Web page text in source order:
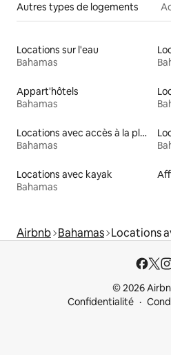
Autres types de logements
Locations sur l'eau
Bahamas
Appart'hôtels
Bahamas
Locations avec accès à la plage
Bahamas
Locations avec kayak
Bahamas
Airbnb Bahamas Locations
© 2026
Confidentialité